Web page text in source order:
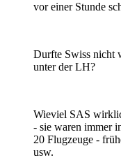
vor einer Stunde
Durfte Swiss nicht
unter der LH?
Wieviel SAS
- sie waren immer
20 Flugzeuge -
usw.